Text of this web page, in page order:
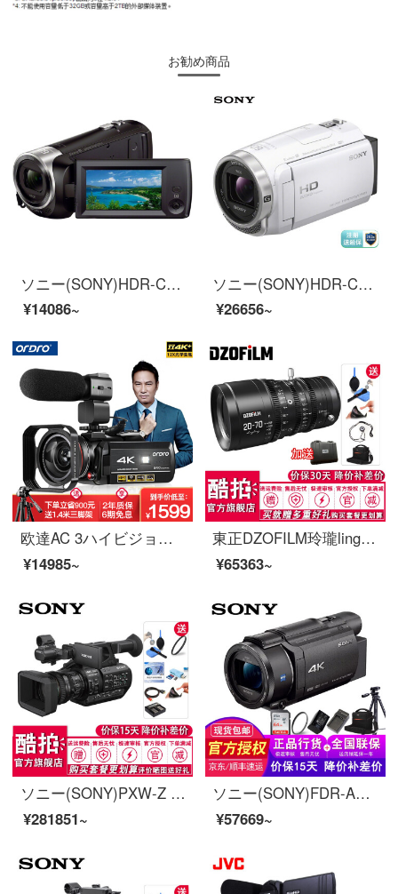
お勧め商品
ソニー(SONY)HDR-CX 405ハイビジョンデジタルカメラ光学式手ブレ防止30倍光学ズーム蔡司レンズ
¥14086~
ソニー(SONY)HDR-CX 680ハイビジョンデジタルカメラ5軸ブレ止め光学30倍ズーム(ホワイト)家庭用DV/撮影/録画
¥26656~
欧達AC 3ハイビジョン4 Kカメラを輸入して、夜はハイエンド専門の一体機WIFIAPPを見て、家庭会議旅行の結婚式を生放送します。
¥14985~
東正DZOFILM玲瓏linglung映画ズームレンズ絵夢師東正DZOFILM東正DZOFILM 20-70 T 2.9 MFT公式標準装備
¥65363~
ソニー(SONY)PXW-Z 280/PXW-Z 280 V 4 K手持ち式ビデオカメラソニーPXW-Z 280 V本体公式標準装備
¥281851~
ソニー(SONY)FDR-AX 60 4 KナイトハイビジョンデジタルカメラDV 5軸ブレ止め内蔵64 GB AX 60セット2
¥57669~